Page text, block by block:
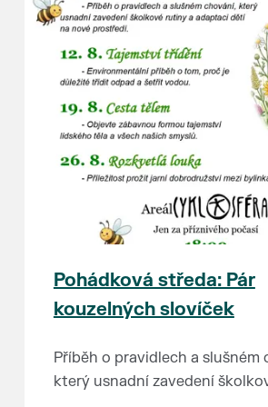
Pohádková středa: Pár
kouzelných slovíček
Příběh o pravidlech a slušném
který usnadní zavedení